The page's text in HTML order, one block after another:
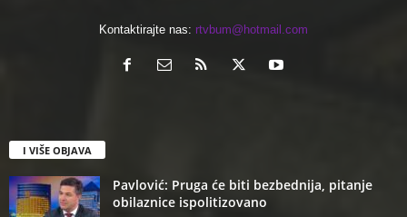
Kontaktirajte nas: rtvbum@hotmail.com
I VIŠE OBJAVA
Pavlović: Pruga će biti bezbednija, pitanje
obilaznice ispolitizovano